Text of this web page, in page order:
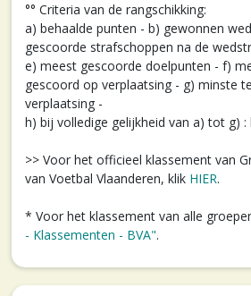
°° Criteria van de rangschikking:
a) behaalde punten - b) gewonnen
gescoorde strafschoppen na de
e) meest gescoorde doelpunten - f)
gescoord op verplaatsing - g) minste
verplaatsing -
h) bij volledige gelijkheid van a) tot g) :
>> Voor het officieel klassement van
van Voetbal Vlaanderen, klik HIER.
* Voor het klassement van alle
- Klassementen - BVA".